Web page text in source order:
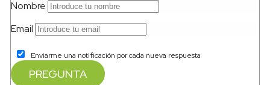
Nombre
Email
Enviarme una notificación por cada nueva respuesta